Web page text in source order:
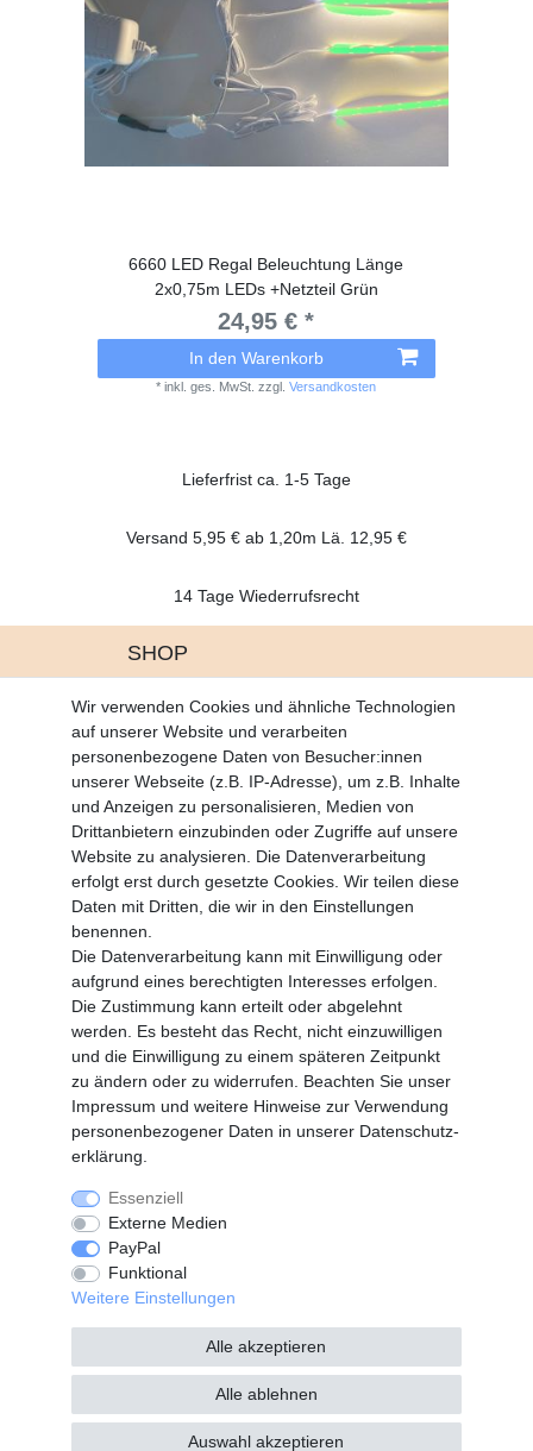
6660 LED Regal Beleuchtung Länge
2x0,75m LEDs +Netzteil Grün
24,95 € *
In den Warenkorb
*inkl. ges. MwSt. zzgl.Versandkosten
Lieferfrist ca. 1-5 Tage
Versand 5,95 € ab 1,20m Lä. 12,95 €
14 Tage Wiederrufsrecht
SHOP
Battrerie Gesetz
Fragen und Antworten
Zahlungsarten
MEIN KONTO
Altgeräte Verordnung
Login
Registrieren
Vertrag widerrufen
SERVICE
Info Material als PDF
Versand
Rückrufe
Galerie
Widerrufs­recht
Impressum
AGB Kontakt
Wir verwenden Cookies und ähnliche Technologien
auf unserer Website und verarbeiten
personenbezogene Daten von Besucher:innen
unserer Webseite (z.B. IP-Adresse), um z.B. Inhalte
und Anzeigen zu personalisieren, Medien von
Drittanbietern einzubinden oder Zugriffe auf unsere
Website zu analysieren. Die Datenverarbeitung
erfolgt erst durch gesetzte Cookies. Wir teilen diese
Daten mit Dritten, die wir in den Einstellungen
benennen.
Die Datenverarbeitung kann mit Einwilligung oder
aufgrund eines berechtigten Interesses erfolgen.
Die Zustimmung kann erteilt oder abgelehnt
werden. Es besteht das Recht, nicht einzuwilligen
und die Einwilligung zu einem späteren Zeitpunkt
zu ändern oder zu widerrufen. Beachten Sie unser
Impressum und weitere Hinweise zur Verwendung
personenbezogener Daten in unserer Daten­schutz­
erklärung
Essenziell
Externe Medien
PayPal
Funktional
Weitere Einstellungen
Alle akzeptieren
Alle ablehnen
Auswahl akzeptieren